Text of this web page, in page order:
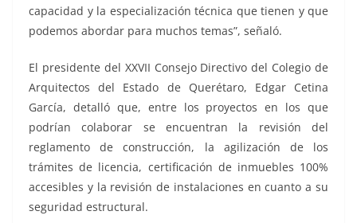
capacidad y la especialización técnica que tienen y que
podemos abordar para muchos temas”, señaló.
El presidente del XXVII Consejo Directivo del Colegio de
Arquitectos del Estado de Querétaro, Edgar Cetina
García, detalló que, entre los proyectos en los que
podrían colaborar se encuentran la revisión del
reglamento de construcción, la agilización de los
trámites de licencia, certificación de inmuebles 100%
accesibles y la revisión de instalaciones en cuanto a su
seguridad estructural.